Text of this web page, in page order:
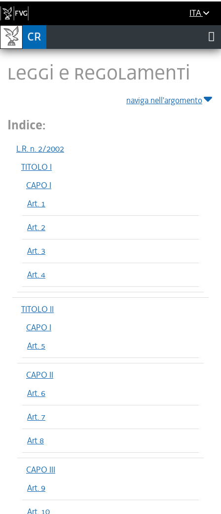
ITA
LEGGI E REGOLAMENTI
naviga nell'argomento
Indice:
L.R. n. 2/2002
TITOLO I
CAPO I
Art. 1
Art. 2
Art. 3
Art. 4
TITOLO II
CAPO I
Art. 5
CAPO II
Art. 6
Art. 7
Art 8
CAPO III
Art. 9
Art. 10